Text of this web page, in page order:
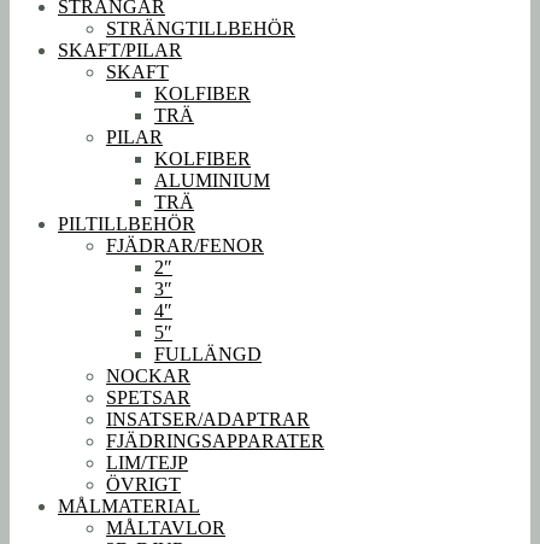
STRÄNGAR
STRÄNGTILLBEHÖR
SKAFT/PILAR
SKAFT
KOLFIBER
TRÄ
PILAR
KOLFIBER
ALUMINIUM
TRÄ
PILTILLBEHÖR
FJÄDRAR/FENOR
2″
3″
4″
5″
FULLÄNGD
NOCKAR
SPETSAR
INSATSER/ADAPTRAR
FJÄDRINGSAPPARATER
LIM/TEJP
ÖVRIGT
MÅLMATERIAL
MÅLTAVLOR